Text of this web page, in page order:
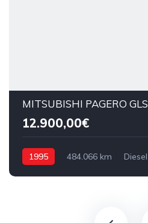
MITSUBISHI PAGERO GLS
12.900,00€
1995 484.066 km Diesel